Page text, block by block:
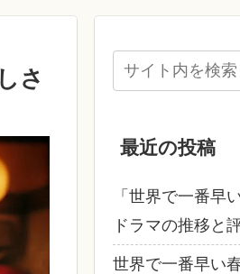
さ
最近の投稿
「世界で一番早
ドラマの推移と
世界で一番早い